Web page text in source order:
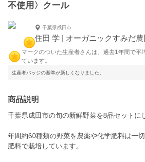
不使用〉クール
千葉県成田市
住田 学 | オーガニックすみだ農
マークのついた生産者さんは、過去1年間で平
ています。
生産者バッジの基準が新しくなりました。
商品説明
千葉県成田市の旬の新鮮野菜を8品セットに
年間約60種類の野菜を農薬や化学肥料は一
肥料で栽培しています。